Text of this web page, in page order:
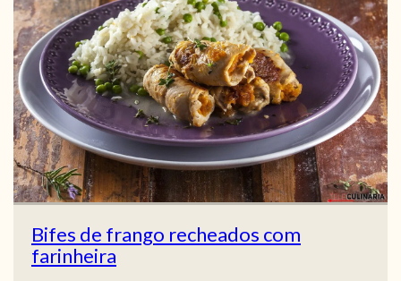
Bifes de frango recheados com
farinheira